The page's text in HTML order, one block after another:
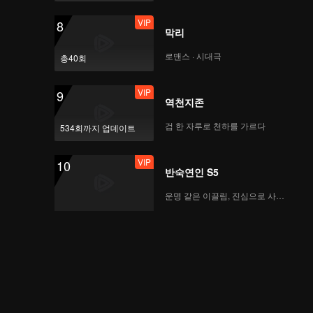
8
총40회
VIP
막리
로맨스 · 시대극
9
534회까지 업데이트
VIP
역천지존
검 한 자루로 천하를 가르다
10 VIP
반숙연인 S5
운명 같은 이끌림, 진심으로 사랑하다